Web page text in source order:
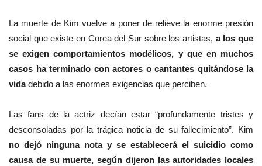
La muerte de Kim vuelve a poner de relieve la enorme presión
social que existe en Corea del Sur sobre los artistas, a los que
se exigen comportamientos modélicos, y que en muchos
casos ha terminado con actores o cantantes quitándose la
vidadebido a las enormes exigencias que perciben.
Las fans de la actriz decían estar “profundamente tristes y
desconsoladas por la trágica noticia de su fallecimiento”. Kim
no dejó ninguna nota y se establecerá el suicidio como
causa de su muerte, según dijeron las autoridades locales